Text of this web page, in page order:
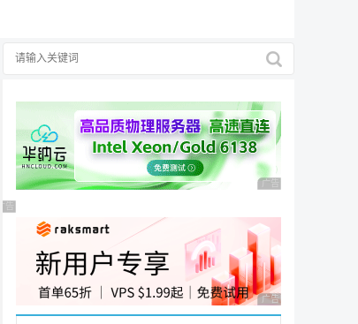
广告 商业广告，理性
广告 商业广告，理性选择
广告 商业广告，理性